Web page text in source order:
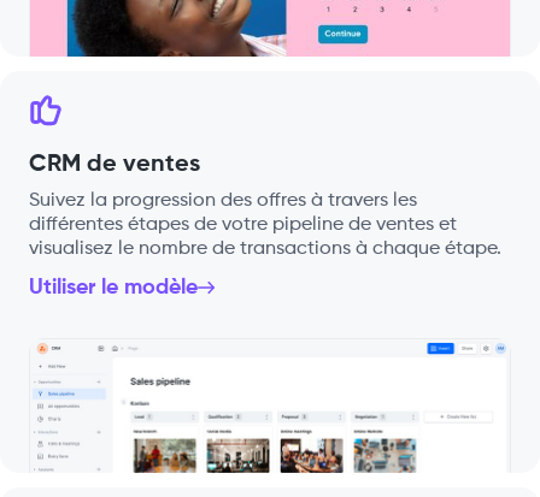
CRM de ventes
Suivez la progression des offres à travers les
différentes étapes de votre pipeline de ventes et
visualisez le nombre de transactions à chaque étape.
Utiliser le modèle